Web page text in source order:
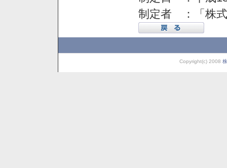
制定者 ：「株
Copyright(c) 2008